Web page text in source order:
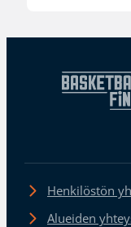
Henkilöstön
Alueiden